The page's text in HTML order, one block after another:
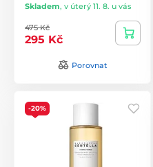
Skladem, v úterý 11. 8. u vás
475 Kč
295 Kč
Porovnat
-20%